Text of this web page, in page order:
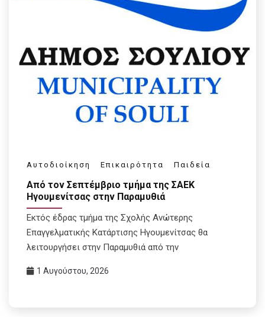
Αυτοδιοίκηση Επικαιρότητα Παιδεία
Από τον Σεπτέμβριο τμήμα της ΣΑΕΚ
Ηγουμενίτσας στην Παραμυθιά
Εκτός έδρας τμήμα της Σχολής Ανώτερης
Επαγγελματικής Κατάρτισης Ηγουμενίτσας θα
λειτουργήσει στην Παραμυθιά από την
1 Αυγούστου, 2026